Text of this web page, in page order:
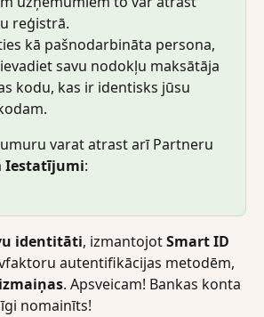
reģistrā.
kā pašnodarbināta persona,
savu nodokļu maksātāja
kodu, kas ir identisks jūsu
varat atrast arī Partneru
Iestatījumi:
identitāti, izmantojot Smart ID
autentifikācijas metodēm,
. Apsveicam! Bankas konta
nomainīts!